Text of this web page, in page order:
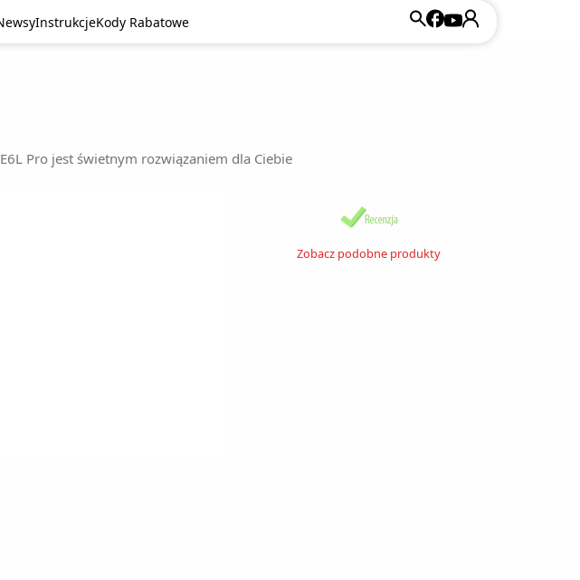
InstrukcjeKody Rabatowe
Pro jest świetnym rozwiązaniem dla Ciebie
Zobacz podobne produkty